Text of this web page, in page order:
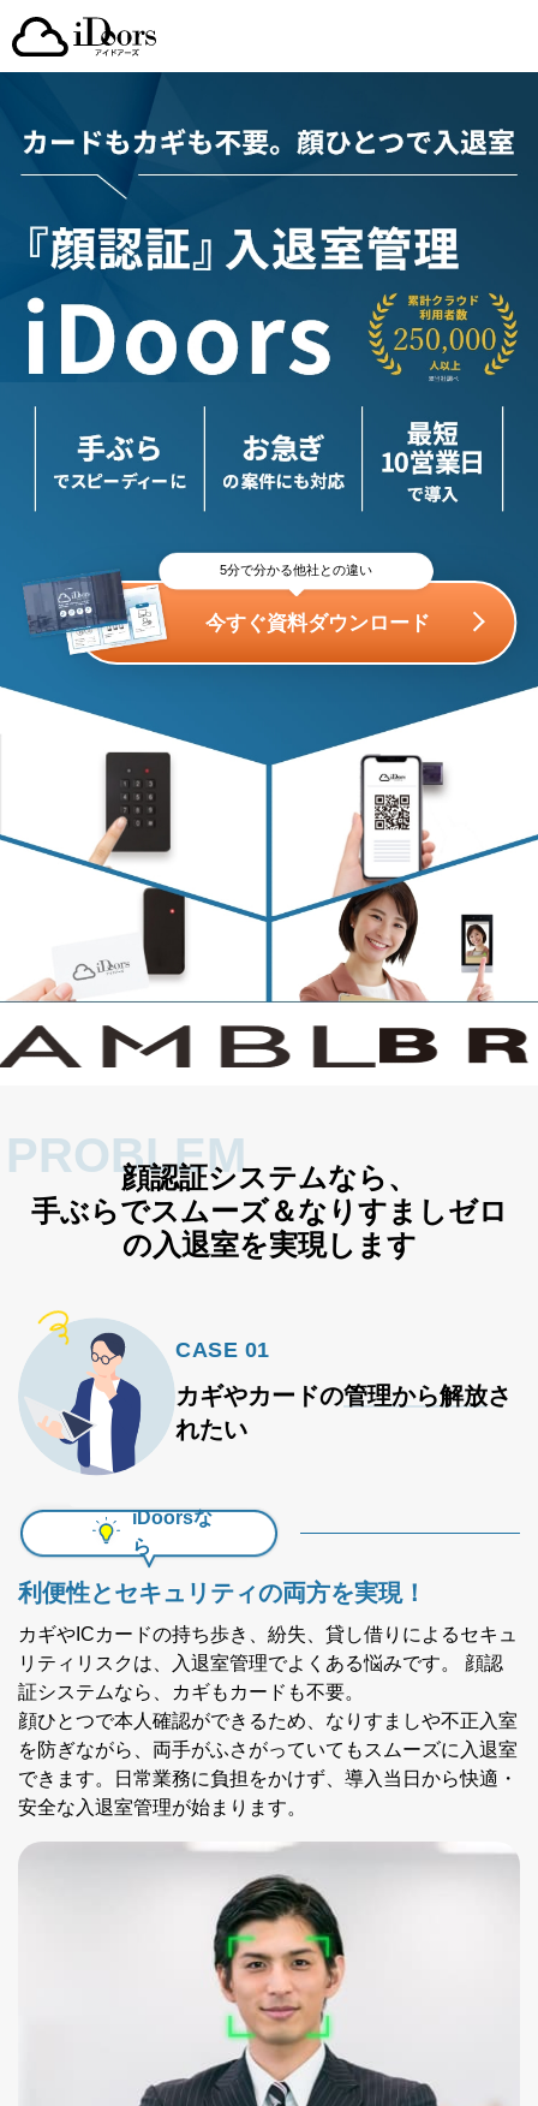
5分で分かる他社との違い
今すぐ資料ダウンロード
PROBLEM
顔認証システムなら、
手ぶらでスムーズ＆なりすましゼロ
の入退室を実現します
CASE 01
カギやカードの管理から解放さ
れたい
iDoorsな
ら
利便性とセキュリティの両方を実現！
カギやICカードの持ち歩き、紛失、貸し借りによるセキュ
リティリスクは、入退室管理でよくある悩みです。 顔認
証システムなら、カギもカードも不要。
顔ひとつで本人確認ができるため、なりすましや不正入室
を防ぎながら、両手がふさがっていてもスムーズに入退室
できます。日常業務に負担をかけず、導入当日から快適・
安全な入退室管理が始まります。